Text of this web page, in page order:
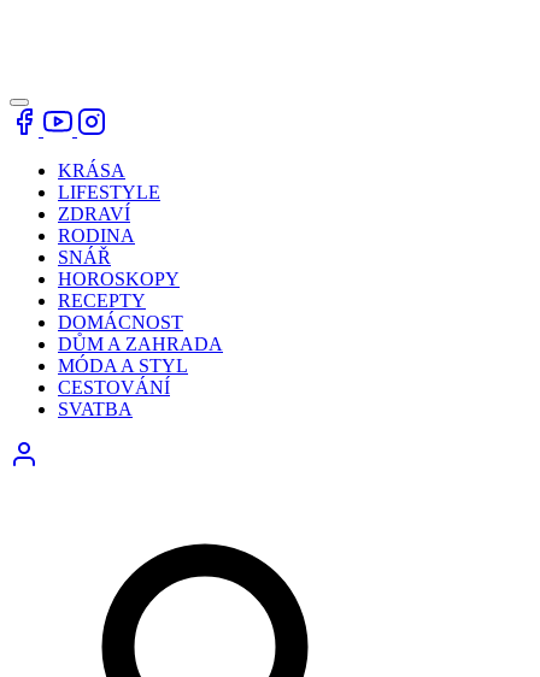
KRÁSA
LIFESTYLE
ZDRAVÍ
RODINA
SNÁŘ
HOROSKOPY
RECEPTY
DOMÁCNOST
DŮM A ZAHRADA
MÓDA A STYL
CESTOVÁNÍ
SVATBA